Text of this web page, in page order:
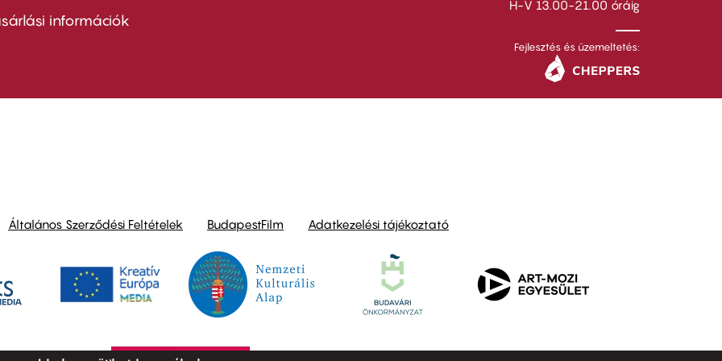
információk
H-V 13.00-21.00 óráig
Fejlesztés és üzemeltetés:
Általános Szerződési Feltételek BudapestFilm Adatkezelési tájékoztató